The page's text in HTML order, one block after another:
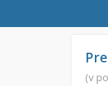
(v